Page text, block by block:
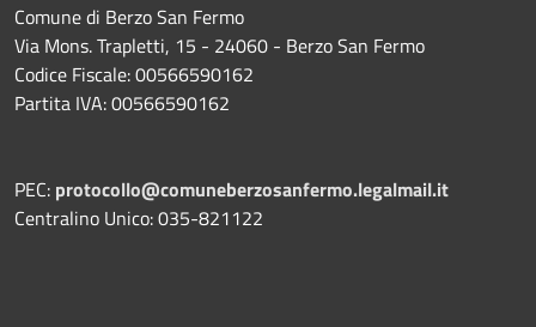
Comune di Berzo San Fermo
Via Mons. Trapletti, 15 - 24060 - Berzo San Fermo
Codice Fiscale: 00566590162
Partita IVA: 00566590162
PEC: protocollo@comuneberzosanfermo.legalmail.it
Centralino Unico: 035-821122